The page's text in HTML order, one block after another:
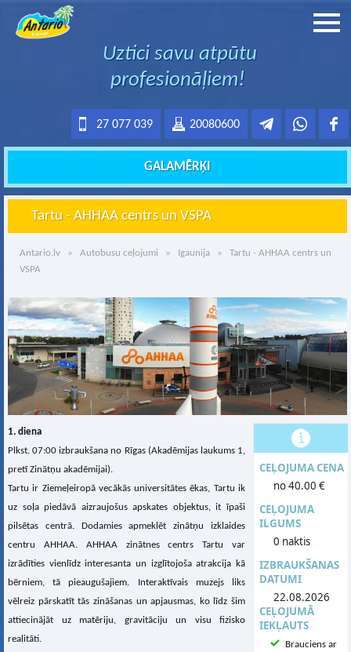
Uztici savu atpūtu
profesionāļiem!
20080600
27 077 039
GALAMĒRĶI
Tartu - AHHAA centrs un VSPA
Antario.lv » Autobusu ceļojumi » Igaunija » Tartu - AHHAA centrs un
VSPA
CEĻOJUMA CENA
no 40.00 €
CEĻOJUMA
ILGUMS
0 naktis
IZBRAUKŠANAS
DATUMI
22.08.2026
CEĻOJUMĀ
IEKĻAUTS
Brauciens ar
1. diena
Plkst. 07:00 izbraukšana no Rīgas (Akadēmijas laukums 1,
pretī Zinātņu akadēmijai).
Tartu ir Ziemeļeiropā vecākās universitātes ēkas, Tartu ik
uz soļa piedāvā aizraujošus apskates objektus, it īpaši
pilsētas centrā. Dodamies apmeklēt zinātņu izklaides
centru AHHAA. AHHAA zinātnes centrs Tartu var
izrādīties vienlīdz interesanta un izglītojoša atrakcija kā
bērniem, tā pieaugušajiem. Interaktīvais muzejs liks
vēlreiz pārskatīt tās zināšanas un apjausmas, ko līdz šim
attiecinājāt uz matēriju, gravitāciju un visu fizisko
realitāti.